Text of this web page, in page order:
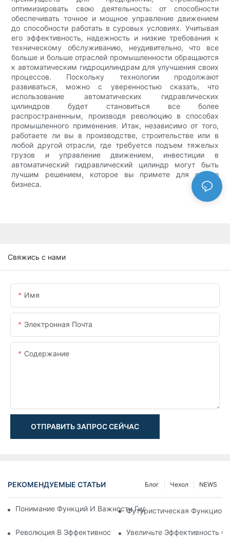
оптимизировать свою деятельность: от способности
обеспечивать точное и мощное управление движением
до способности работать в суровых условиях. Учитывая
его эффективность, надежность и низкие требования к
техническому обслуживанию, неудивительно, что все
больше и больше отраслей промышленности обращаются
к автоматическим гидроцилиндрам для улучшения своих
процессов. Поскольку технологии продолжают
развиваться, можно с уверенностью сказать, что
использование автоматических гидравлических
цилиндров будет становиться все более
распространенным, производя революцию в способах
промышленного применения. Итак, независимо от того,
работаете ли вы в производстве, строительстве или в
любой другой отрасли, где требуется подъем тяжелых
грузов и управление движением, инвестиции в
автоматический гидравлический цилиндр могут быть
лучшим решением, которое вы примете для своего
бизнеса.
Свяжись с нами
Имя
Электронная Почта
Содержание
ОТПРАВИТЬ ЗАПРОС СЕЙЧАС
РЕКОМЕНДУЕМЫЕ СТАТЬИ NEWS
Чехол
Блог
Понимание Функций И Важности Гидравлических
Футуристическая
Революция В Эффективности: Электрический
Увеличьте Эффективность